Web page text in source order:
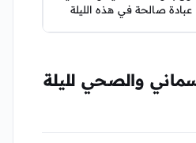
عبادة صالحة في هذه الليلة
والصحي لليلة